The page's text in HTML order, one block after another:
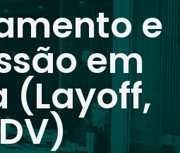
e
em
(Layoff,